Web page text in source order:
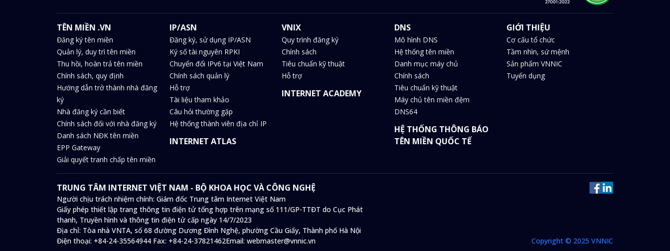
TÊN MIỀN .VN
Đăng ký tên miền
Quản lý, duy trì tên miền
Thu hồi, hoàn trả tên miền
Chính sách, quy định
Hướng dẫn trở thành nhà đăng
ký
Nhà đăng ký cần biết
Chính sách đối với nhà đăng ký
Danh sách NĐK tên miền
EPP Gateway
Giải quyết tranh chấp tên miền
IP/ASN
Đăng ký, sử dụng IP/ASN
Ký số tài nguyên RPKI
Chuyển đổi IPv6 tại Việt Nam
Chính sách quản lý
Hỗ trợ
Tài liệu tham khảo
Câu hỏi thường gặp
Hệ thống thành viên địa chỉ IP
INTERNET ATLAS
VNIX
Quy trình đăng ký
Chính sách
Tiêu chuẩn kỹ thuật
Hỗ trợ
INTERNET ACADEMY
DNS
Mô hình DNS
Hệ thống tên miền
Danh mục máy chủ
Chính sách
Tiêu chuẩn kỹ thuật
Máy chủ tên miền đệm
DNS64
HỆ THỐNG THÔNG BÁO
TÊN MIỀN QUỐC TẾ
GIỚI THIỆU
Cơ cấu tổ chức
Tầm nhìn, sứ mệnh
Sản phẩm VNNIC
Tuyển dụng
TRUNG TÂM INTERNET VIỆT NAM - BỘ KHOA HỌC VÀ CÔNG NGHỆ
Người chịu trách nhiệm chính: Giám đốc Trung tâm Internet Việt Nam
Giấy phép thiết lập trang thông tin điện tử tổng hợp trên mạng số 111/GP-TTĐT do Cục Phát
thanh, Truyền hình và thông tin điện tử cấp ngày 14/7/2023
Địa chỉ: Tòa nhà VNTA, số 68 đường Dương Đình Nghệ, phường Cầu Giấy, Thành phố Hà Nội
Điện thoại: +84-24-35564944 Fax: +84-24-37821462Email: webmaster@vnnic.vn Copyright © 2025 VNNIC